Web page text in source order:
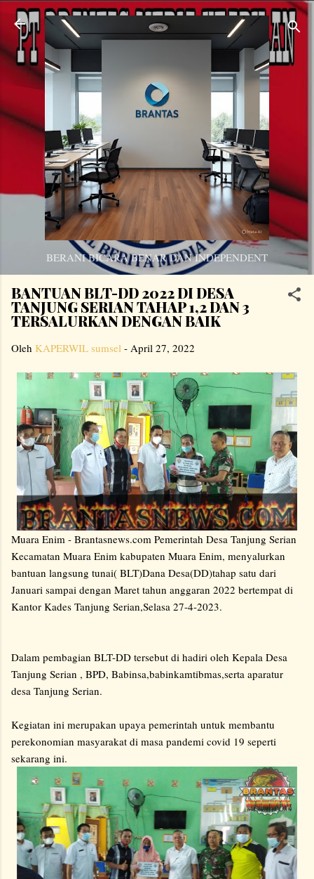
Langsung ke konten utama
BERANI BICARA BENAR DAN INDEPENDENT
BANTUAN BLT-DD 2022 DI DESA
TANJUNG SERIAN TAHAP 1,2 DAN 3
TERSALURKAN DENGAN BAIK
Oleh KAPERWIL sumsel - April 27, 2022
Muara Enim - Brantasnews.com Pemerintah Desa Tanjung Serian
Kecamatan Muara Enim kabupaten Muara Enim, menyalurkan
bantuan langsung tunai( BLT)Dana Desa(DD)tahap satu dari
Januari sampai dengan Maret tahun anggaran 2022 bertempat di
Kantor Kades Tanjung Serian,Selasa 27-4-2023.
Dalam pembagian BLT-DD tersebut di hadiri oleh Kepala Desa
Tanjung Serian , BPD, Babinsa,babinkamtibmas,serta aparatur
desa Tanjung Serian.
Kegiatan ini merupakan upaya pemerintah untuk membantu
perekonomian masyarakat di masa pandemi covid 19 seperti
sekarang ini.